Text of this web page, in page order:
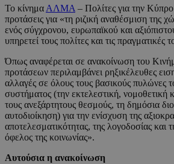
Το κίνημα ΑΛΜΑ – Πολίτες για την
προτάσεις για «τη ριζική αναθέσμιση της
ενός σύγχρονου, ευρωπαϊκού και
υπηρετεί τους πολίτες και τις πραγματικές
Όπως αναφέρεται σε ανακοίνωση του
προτάσεων περιλαμβάνει ρηξικέλευθες
αλλαγές σε όλους τους βασικούς πυλώνες
συστήματος (την εκτελεστική, νομοθετική
τους ανεξάρτητους θεσμούς, τη δημόσια
αυτοδιοίκηση) για την ενίσχυση της
αποτελεσματικότητας, της λογοδοσίας και
όφελος της κοινωνίας».
Αυτούσια η ανακοίνωση